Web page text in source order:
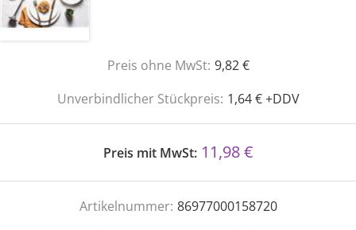
Preis ohne MwSt: 9,82 €
Unverbindlicher Stückpreis: 1,64 € +DDV
Preis mit MwSt: 11,98 €
Artikelnummer: 86977000158720